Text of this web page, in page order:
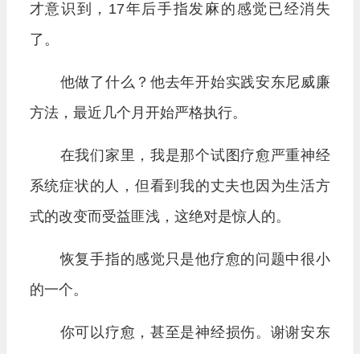
才意识到，17年后手指发麻的感觉已经消失
了。
他做了什么？他去年开始实践安东尼威廉
方法，最近几个月开始严格执行。
在我们家里，我是那个试图疗愈严重神经
系统症状的人，但看到我的丈夫也因为生活方
式的改变而受益匪浅，这绝对是惊人的。
恢复手指的感觉只是他疗愈的问题中很小
的一个。
你可以疗愈，甚至是神经损伤。谢谢安东